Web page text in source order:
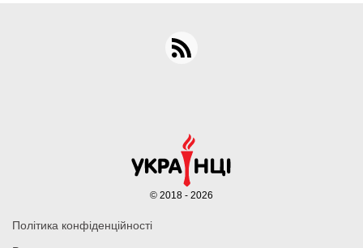
Політика конфіденційності
© 2018 - 2026